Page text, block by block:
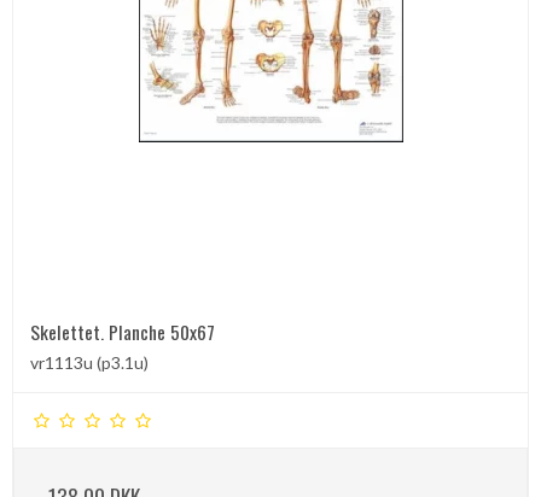
Skelettet. Planche 50x67
vr1113u (p3.1u)